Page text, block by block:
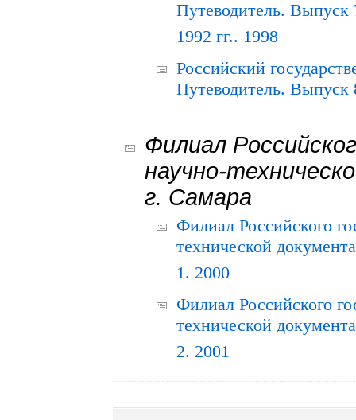
Путеводитель.
1992 гг.. 1998
Российский
Путеводитель. Выпуск
Филиал
научно-
г. Самара
Филиал Российского
технической
1. 2000
Филиал Российского
технической
2. 2001